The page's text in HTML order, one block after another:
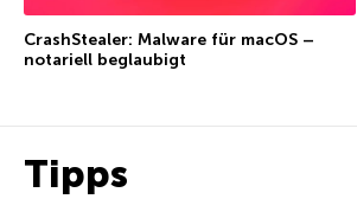
CrashStealer: Malware für macOS –
notariell beglaubigt
Tipps